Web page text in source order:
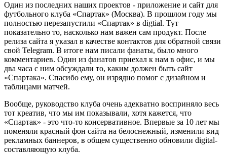
Один из последних наших проектов - приложение и сайт для
футбольного клуба «Спартак» (Москва). В прошлом году мы
полностью перезапустили «Спартак» в digtial. Тут
показательно то, насколько нам важен сам продукт. После
релиза сайта я указал в качестве контактов для обратной связи
свой Telegram. В итоге нам писали фанаты, было много
комментариев. Один из фанатов приехал к нам в офис, и мы
два часа с ним обсуждали то, каким должен быть сайт
«Спартака». Спасибо ему, он изрядно помог с дизайном и
таблицами матчей.
Вообще, руководство клуба очень адекватно восприняло весь
тот креатив, что мы им показывали, хотя кажется, что
«Спартак» - это что-то консервативное. Впервые за 10 лет мы
поменяли красный фон сайта на белоснежный, изменили вид
рекламных баннеров, в общем существенно обновили digital-
составляющую клуба.